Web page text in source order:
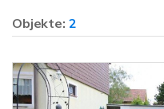
Objekte: 2